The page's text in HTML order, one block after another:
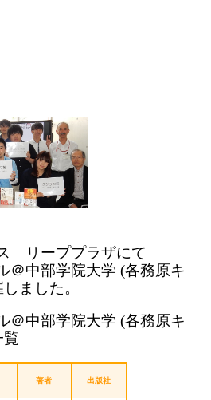
リーププラザにて
中部学院大学 (各務原キ
ました。
中部学院大学 (各務原キ
覧
著者 出版社